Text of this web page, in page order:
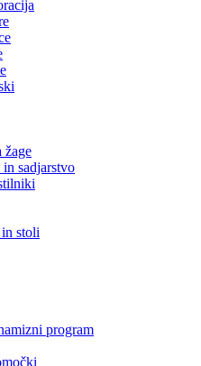
žage
sadjarstvo
stoli
program